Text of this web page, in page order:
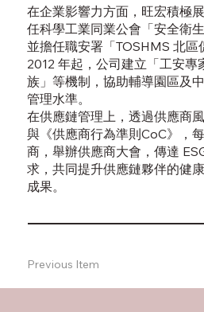
在企業影響力方面，旺宏積極
任科學工業同業公會「安全衛
並擔任職安署「TOSHMS 北區
2012 年起，公司建立「工安專
族」等機制，協助輔導園區及
管理水準。
在供應鏈管理上，透過供應商
與《供應商行為準則CoC》，
商，舉辦供應商大會，傳達
求，共同提升供應鏈夥伴的健
成果。
Previous Item